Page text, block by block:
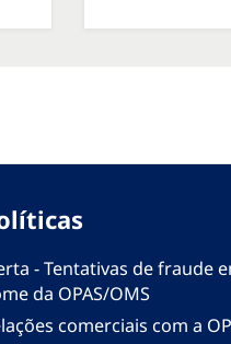
- Tentativas de fraude
da OPAS/OMS
comerciais com a